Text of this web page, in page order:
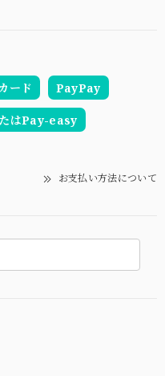
ード PayPay
はPay-easy
お支払い方法について